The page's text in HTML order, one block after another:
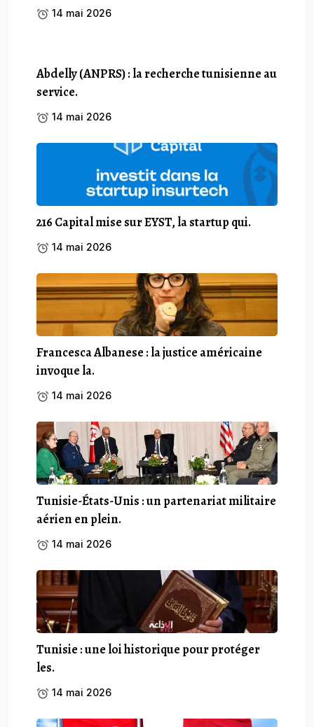
14 mai 2026
Abdelly (ANPRS) : la recherche tunisienne au
service.
14 mai 2026
216 Capital mise sur EYST, la startup qui.
14 mai 2026
Francesca Albanese : la justice américaine
invoque la.
14 mai 2026
Tunisie-États-Unis : un partenariat militaire
aérien en plein.
14 mai 2026
Tunisie : une loi historique pour protéger
les.
14 mai 2026